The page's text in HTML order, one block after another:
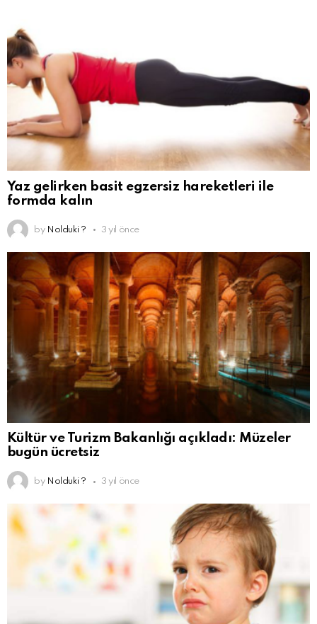
Yaz gelirken basit egzersiz hareketleri ile
formda kalın
by Nolduki ? 3 yıl önce
Kültür ve Turizm Bakanlığı açıkladı: Müzeler
bugün ücretsiz
by Nolduki ? 3 yıl önce